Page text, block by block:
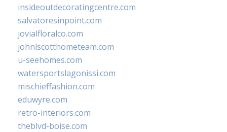
insideoutdecoratingcentre.com
salvatoresinpoint.com
jovialfloralco.com
johnlscotthometeam.com
u-seehomes.com
watersportslagonissi.com
mischieffashion.com
eduwyre.com
retro-interiors.com
theblvd-boise.com